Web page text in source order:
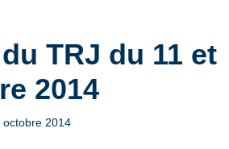
TRJ du 11 et
2014
octobre 2014